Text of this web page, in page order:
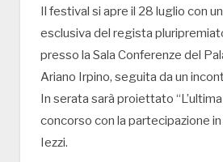
Il festival si apre il 28 luglio con
esclusiva del regista
presso la Sala Conferenze del
Ariano Irpino, seguita da un
In serata sarà proiettato
concorso con la partecipazione in
Iezzi.